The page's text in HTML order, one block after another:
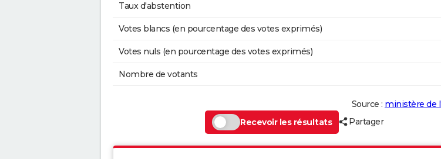
Taux d'abstention
Votes blancs (en pourcentage des votes exprimés)
Votes nuls (en pourcentage des votes exprimés)
Nombre de votants
Source : ministère de
Recevoir les résultats
Partager